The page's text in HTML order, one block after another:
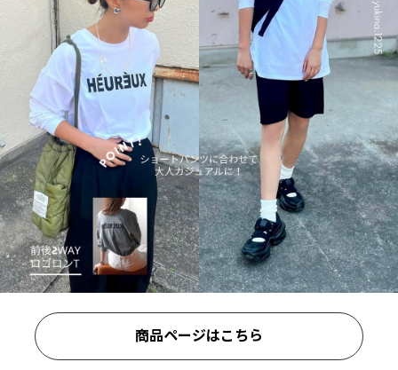
商品ページはこちら